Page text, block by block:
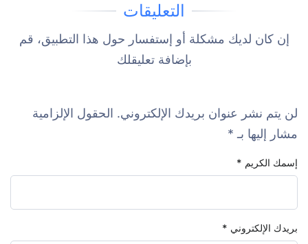
التعليقات
إن كان لديك مشكلة أو إستفسار حول هذا التطبيق، قم
بإضافة تعليقلك
لن يتم نشر عنوان بريدك الإلكتروني. الحقول الإلزامية
مشار إليها بـ *
إسمك الكريم *
بريدك الإلكتروني *